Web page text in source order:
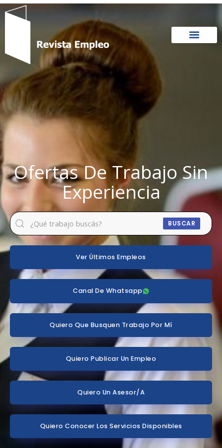
Ir
Ofertas De Trabajo Sin
Experiencia
BUSCAR
Ver Últimos Empleos
Canal De Whatsapp
Quiero Que Busquen Trabajo Por Mí
Quiero Publicar Un Empleo
Quiero Un Asesor/a
Quiero Conocer Los Servicios Disponibles